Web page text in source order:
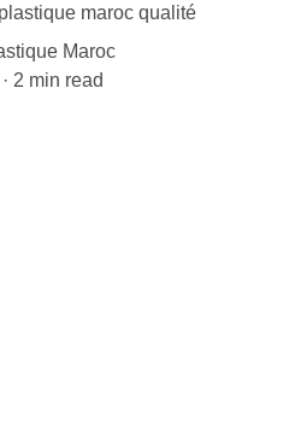
maroc qualité
Maroc
2 min read